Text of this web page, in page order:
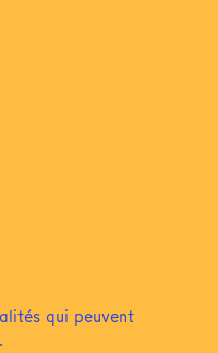
qui peuvent